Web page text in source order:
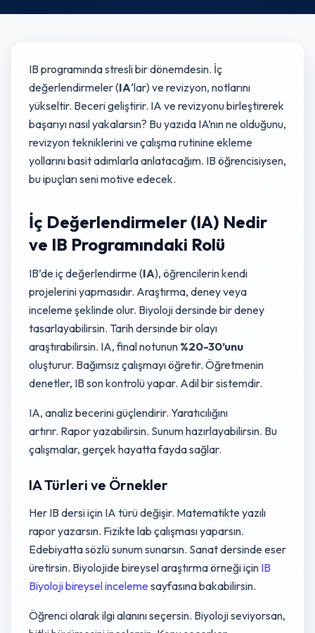
IB programında stresli bir dönemdesin. İç
değerlendirmeler (IA‘lar) ve revizyon, notlarını
yükseltir. Beceri geliştirir. IA ve revizyonu birleştirerek
başarıyı nasıl yakalarsın? Bu yazıda IA’nın ne olduğunu,
revizyon tekniklerini ve çalışma rutinine ekleme
yollarını basit adımlarla anlatacağım. IB öğrencisiysen,
bu ipuçları seni motive edecek.
İç Değerlendirmeler (IA) Nedir
ve IB Programındaki Rolü
IB’de iç değerlendirme (IA), öğrencilerin kendi
projelerini yapmasıdır. Araştırma, deney veya
inceleme şeklinde olur. Biyoloji dersinde bir deney
tasarlayabilirsin. Tarih dersinde bir olayı
araştırabilirsin. IA, final notunun %20-30’unu
oluşturur. Bağımsız çalışmayı öğretir. Öğretmenin
denetler, IB son kontrolü yapar. Adil bir sistemdir.
IA, analiz becerini güçlendirir. Yaratıcılığını
artırır. Rapor yazabilirsin. Sunum hazırlayabilirsin. Bu
çalışmalar, gerçek hayatta fayda sağlar.
IA Türleri ve Örnekler
Her IB dersi için IA türü değişir. Matematikte yazılı
rapor yazarsın. Fizikte lab çalışması yaparsın.
Edebiyatta sözlü sunum sunarsın. Sanat dersinde eser
üretirsin. Biyolojide bireysel araştırma örneği için IB
Biyoloji bireysel inceleme sayfasına bakabilirsin.
Öğrenci olarak ilgi alanını seçersin. Biyoloji seviyorsan,